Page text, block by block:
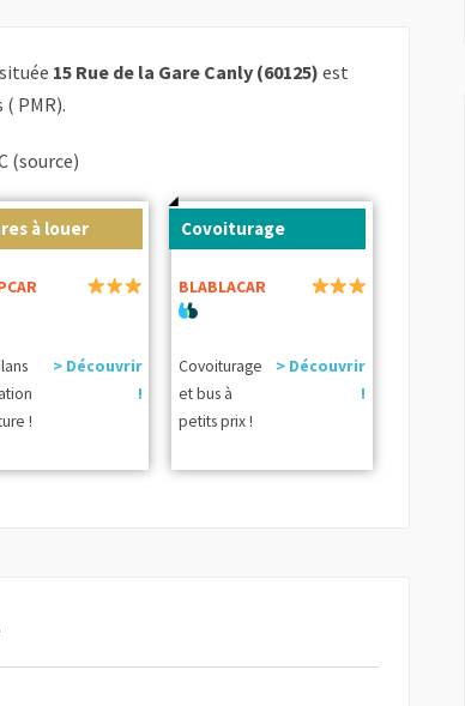
15 Rue de la Gare Canly (60125) est
PMR).
(source)
à louer
!
> Découvrir
!
Covoiturage
BLABLACAR
Covoiturage
et bus à
petits prix !
> Découvrir
!